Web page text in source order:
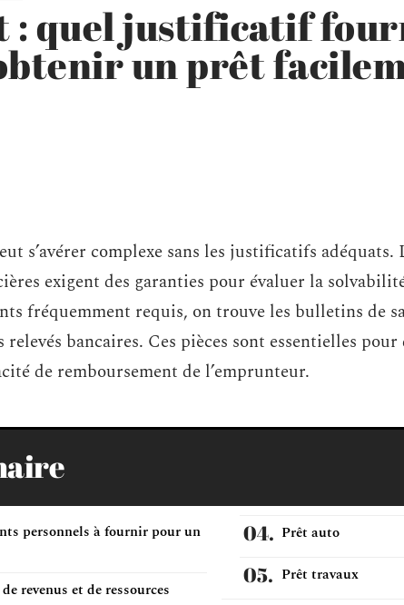
: quel justificatif
un prêt
s’avérer complexe sans les justificatifs adéquats.
exigent des garanties pour évaluer la
fréquemment requis, on trouve les bulletins de
bancaires. Ces pièces sont essentielles
de remboursement de l’emprunteur.
personnels à fournir pour un
revenus et de ressources
Prêt auto
Prêt travaux